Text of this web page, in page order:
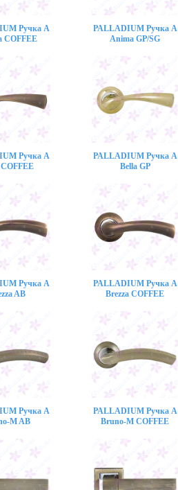
Ручка A
COFFEE
PALLADIUM Ручка A
Anima GP/SG
Ручка A
PALLADIUM Ручка A
Bella GP
Ручка A
AB
PALLADIUM Ручка A
Brezza COFFEE
Ручка A
M AB
PALLADIUM Ручка A
Bruno-M COFFEE